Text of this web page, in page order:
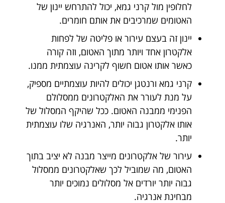
לחלופין מול קרני גמא, יכול להתרחש יינון של
האטומים שמרכיבים את אותם חומרים.
יינון זה בעצם עירור או פליטה של לפחות
אלקטרון אחד ויותר מתוך האטום, וזה קורה
כאשר אותו אטום חשוף לקרינה עוצמתית ממנו.
קרני גמא ורנטגן יכולים להיות עוצמתיים מספיק,
על מנת לעורר את האלקטרונים ממסלולם
הפנימי ממבנה האטום. ככל שהיקף המסלול של
אותו אלקטרון גבוה יותר, האנרגיה שלו עוצמתית
יותר.
עירור של אלקטרונים מייצר מבנה לא יציב בתוך
האטום, מה שמוביל לכך שאלקטרונים ממסלול
גבוה יותר יורדים אל מסלולים נמוכים יותר
מבחינת אנרגיה.